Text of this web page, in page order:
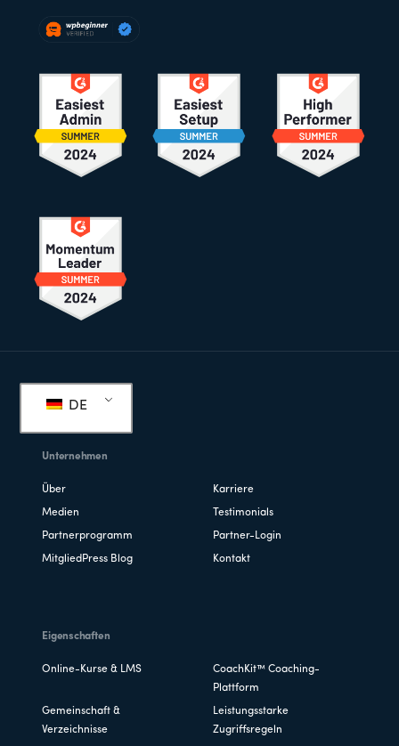
DE
Unternehmen
Über Karriere
Medien Testimonials
Partnerprogramm Partner-Login
MitgliedPress Blog Kontakt
Eigenschaften
Online-Kurse & LMS
CoachKit™ Coaching-
Plattform
Gemeinschaft &
Verzeichnisse
Leistungsstarke
Zugriffsregeln